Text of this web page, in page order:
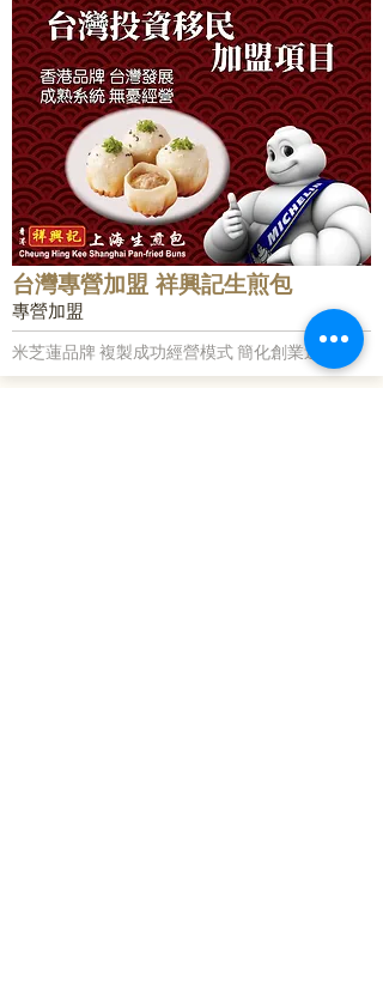
台灣專營加盟 祥興記生煎包
專營加盟
米芝蓮品牌 複製成功經營模式 簡化創業過程